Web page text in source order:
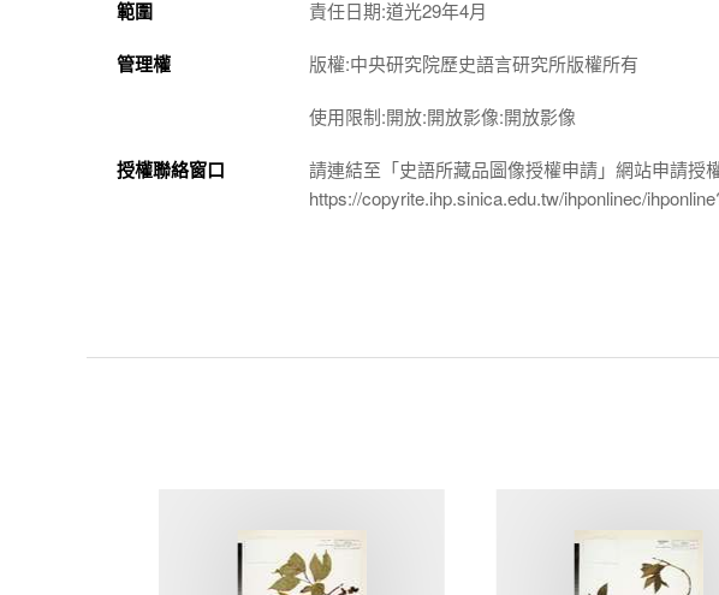
範圍 責任日期:道光29年4月
管理權 版權:中央研究院歷史語言研究所版權所有
使用限制:開放:開放影像:開放影像
授權聯絡窗口
請連結至「史語所藏品圖像授權申請」網站申請授
https://copyrite.ihp.sinica.edu.tw/ihponlinec/